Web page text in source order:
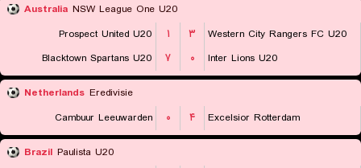
Australia NSW League One U20
Prospect United U20
۱ ۳
Western City Rangers FC U20
Blacktown Spartans U20
۷ ۰ Inter Lions U20
Netherlands Eredivisie
Cambuur Leeuwarden
۰ ۴ Excelsior Rotterdam
Brazil Paulista U20